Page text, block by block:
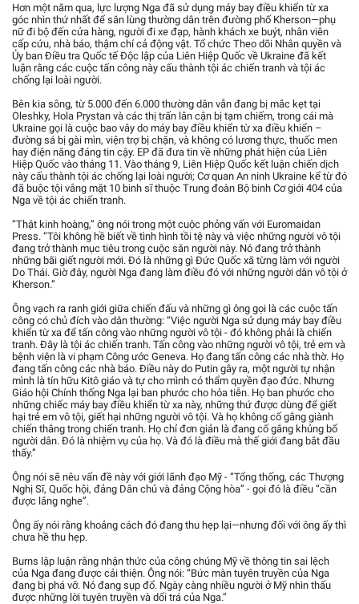
Hơn một năm qua, lực lượng Nga đã sử dụng máy bay điều khiển từ xa
góc nhìn thứ nhất để săn lùng thường dân trên đường phố Kherson—phụ
nữ đi bộ đến cửa hàng, người đi xe đạp, hành khách xe buýt, nhân viên
cấp cứu, nhà báo, thậm chí cả động vật. Tổ chức Theo dõi Nhân quyền và
Ủy ban Điều tra Quốc tế Độc lập của Liên Hiệp Quốc về Ukraine đã kết
luận rằng các cuộc tấn công này cấu thành tội ác chiến tranh và tội ác
chống lại loài người.
Bên kia sông, từ 5.000 đến 6.000 thường dân vẫn đang bị mắc kẹt tại
Oleshky, Hola Prystan và các thị trấn lân cận bị tạm chiếm, trong cái mà
Ukraine gọi là cuộc bao vây do máy bay điều khiển từ xa điều khiển –
đường sá bị gài mìn, viện trợ bị chặn, và không có lương thực, thuốc men
hay điện năng đáng tin cậy. EP đã đưa tin về những phát hiện của Liên
Hiệp Quốc vào tháng 11. Vào tháng 9, Liên Hiệp Quốc kết luận chiến dịch
này cấu thành tội ác chống lại loài người; Cơ quan An ninh Ukraine kể từ đó
đã buộc tội vắng mặt 10 binh sĩ thuộc Trung đoàn Bộ binh Cơ giới 404 của
Nga về tội ác chiến tranh.
“Thật kinh hoàng,” ông nói trong một cuộc phỏng vấn với Euromaidan
Press. “Tôi không hề biết về tình hình tồi tệ này và việc những người vô tội
đang trở thành mục tiêu trong cuộc săn người này. Nó đang trở thành
những bãi giết người mới. Đó là những gì Đức Quốc xã từng làm với người
Do Thái. Giờ đây, người Nga đang làm điều đó với những người dân vô tội ở
Kherson.”
Ông vạch ra ranh giới giữa chiến đấu và những gì ông gọi là các cuộc tấn
công có chủ đích vào dân thường: “Việc người Nga sử dụng máy bay điều
khiển từ xa để tấn công vào những người vô tội - đó không phải là chiến
tranh. Đây là tội ác chiến tranh. Tấn công vào những người vô tội, trẻ em và
bệnh viện là vi phạm Công ước Geneva. Họ đang tấn công các nhà thờ. Họ
đang tấn công các nhà báo. Điều này do Putin gây ra, một người tự nhận
mình là tín hữu Kitô giáo và tự cho mình có thẩm quyền đạo đức. Nhưng
Giáo hội Chính thống Nga lại ban phước cho hỏa tiễn. Họ ban phước cho
những chiếc máy bay điều khiển từ xa này, những thứ được dùng để giết
hại trẻ em vô tội, giết hại những người vô tội. Và họ không cố gắng giành
chiến thắng trong chiến tranh. Họ chỉ đơn giản là đang cố gắng khủng bố
người dân. Đó là nhiệm vụ của họ. Và đó là điều mà thế giới đang bắt đầu
thấy.”
Ông nói sẽ nêu vấn đề này với giới lãnh đạo Mỹ - “Tổng thống, các Thượng
Nghị Sĩ, Quốc hội, đảng Dân chủ và đảng Cộng hòa” - gọi đó là điều “cần
được lắng nghe”.
Ông ấy nói rằng khoảng cách đó đang thu hẹp lại—nhưng đối với ông ấy thì
chưa hề thu hẹp.
Burns lập luận rằng nhận thức của công chúng Mỹ về thông tin sai lệch
của Nga đang được cải thiện. Ông nói: “Bức màn tuyên truyền của Nga
đang bị phá vỡ. Nó đang sụp đổ. Ngày càng nhiều người ở Mỹ nhìn thấu
được những lời tuyên truyền và dối trá của Nga.”